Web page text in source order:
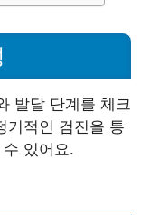
발달 단계를 체크
기적인 검진을 통
있어요.